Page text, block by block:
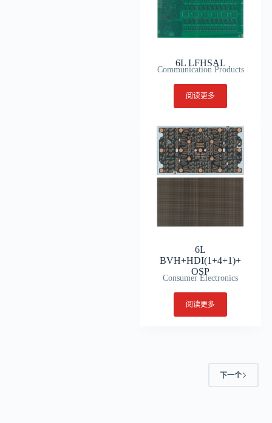
6L LFHSAL
Communication Products
阅读更多
6L
BVH+HDI(1+4+1)+
OSP
Consumer Electronics
阅读更多
下一个